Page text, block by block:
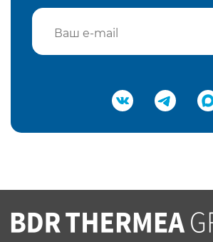
Подтвердить e-mail
Вы соглашаетесь с нашей
конфеденциальности